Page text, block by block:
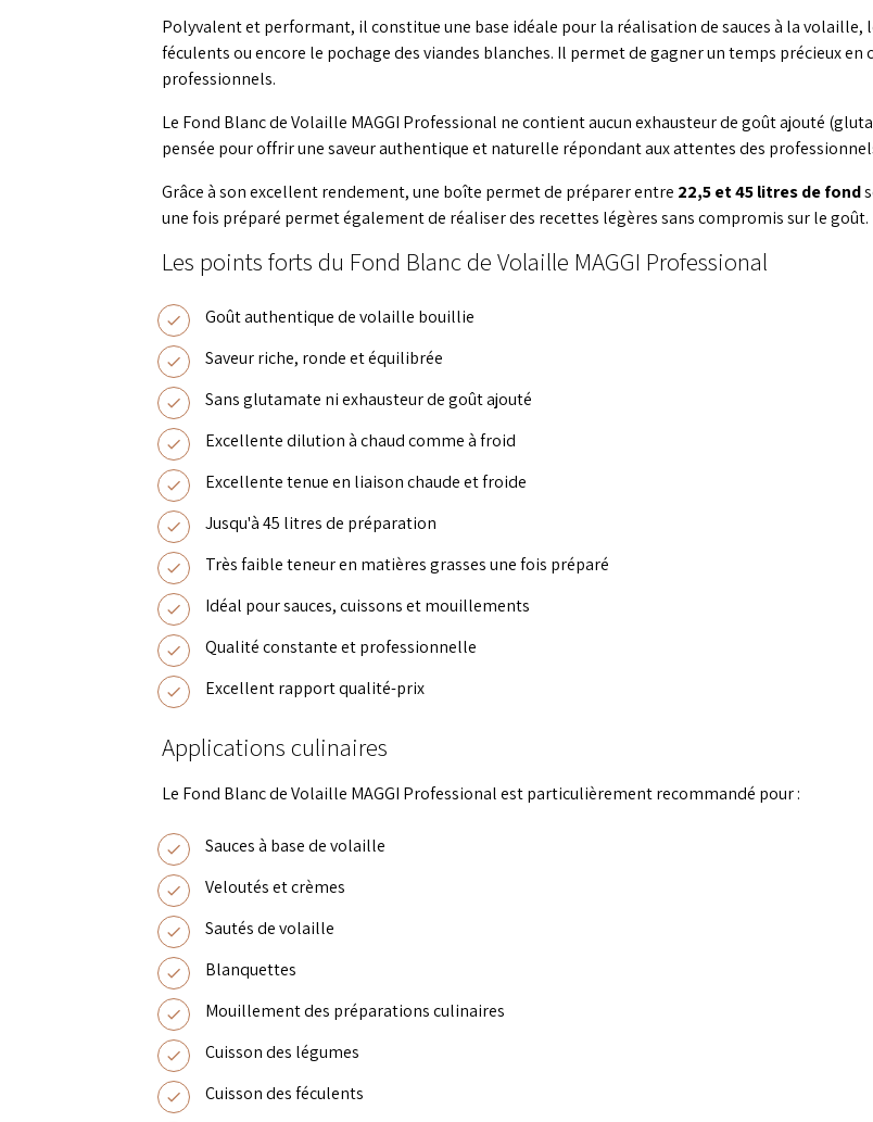
Polyvalent et performant, il constitue une base idéale pour la réalisation de sauces à la volaille,
féculents ou encore le pochage des viandes blanches. Il permet de gagner un temps précieux
professionnels.
Le Fond Blanc de Volaille MAGGI Professional ne contient aucun exhausteur de goût ajouté
pensée pour offrir une saveur authentique et naturelle répondant aux attentes des
Grâce à son excellent rendement, une boîte permet de préparer entre 22,5 et 45 litres de fond
une fois préparé permet également de réaliser des recettes légères sans compromis sur le goût.
Les points forts du Fond Blanc de Volaille MAGGI Professional
Goût authentique de volaille bouillie
Saveur riche, ronde et équilibrée
Sans glutamate ni exhausteur de goût ajouté
Excellente dilution à chaud comme à froid
Excellente tenue en liaison chaude et froide
Jusqu'à 45 litres de préparation
Très faible teneur en matières grasses une fois préparé
Idéal pour sauces, cuissons et mouillements
Qualité constante et professionnelle
Excellent rapport qualité-prix
Applications culinaires
Le Fond Blanc de Volaille MAGGI Professional est particulièrement recommandé pour :
Sauces à base de volaille
Veloutés et crèmes
Sautés de volaille
Blanquettes
Mouillement des préparations culinaires
Cuisson des légumes
Cuisson des féculents